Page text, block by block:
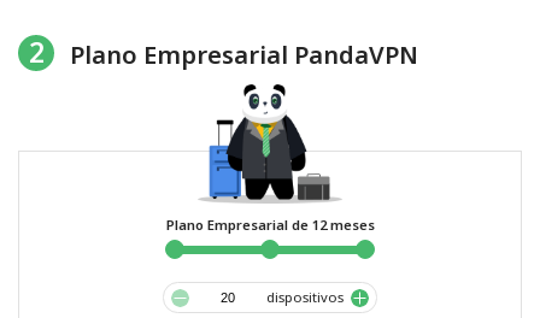
2 Plano Empresarial PandaVPN
Plano Empresarial de 12 meses
dispositivos